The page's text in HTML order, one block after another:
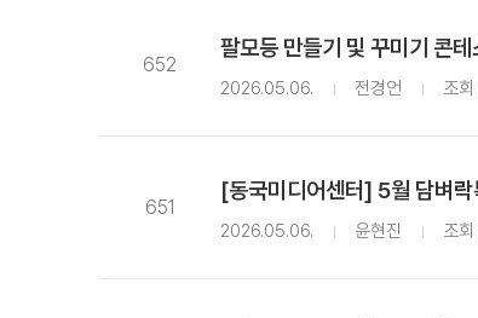
652
팔모등 만들기 및 꾸미기 콘테
2026.05.06. 전경언 조
651
[동국미디어센터] 5월 담벼락
2026.05.06. 윤현진 조